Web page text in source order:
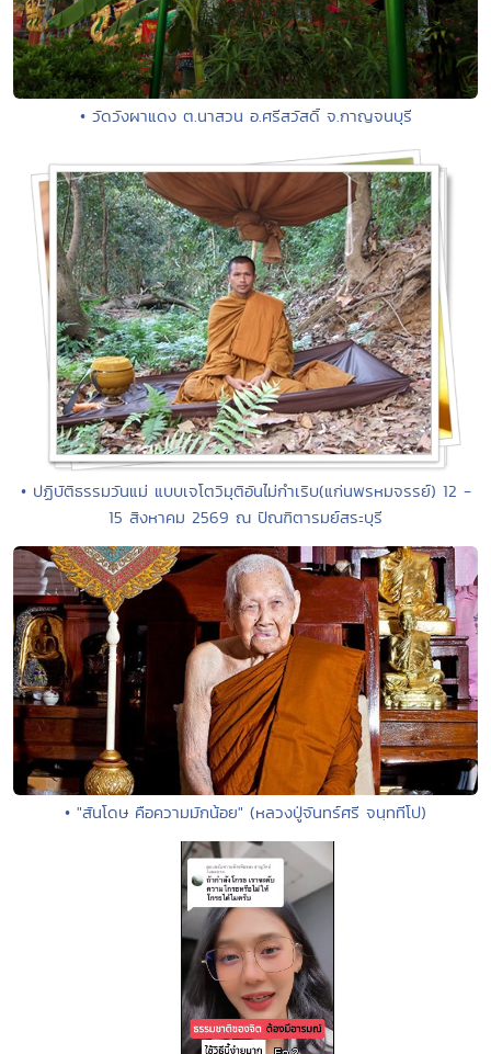
• วัดวังผาแดง ต.นาสวน อ.ศรีสวัสดิ์ จ.กาญจนบุรี
• ปฏิบัติธรรมวันแม่ แบบเจโตวิมุติอันไม่กำเริบ(แก่นพรหมจรรย์) 12 -
15 สิงหาคม 2569 ณ ปัณฑิตารมย์สระบุรี
• "สันโดษ คือความมักน้อย" (หลวงปู่จันทร์ศรี จนฺททีโป)